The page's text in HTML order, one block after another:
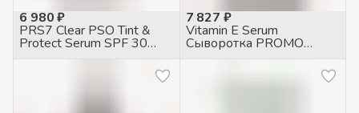
6 980 ₽
PRS7 Clear PSO Tint &
Protect Serum SPF 30
7 827 ₽
Vitamin E Serum
Сыворотка PROMO
объем, 50мл